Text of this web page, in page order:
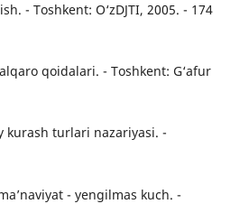
- Toshkent: O‘zDJTI, 2005. - 174
qoidalari. - Toshkent: G‘afur
kurash turlari nazariyasi. -
- yengilmas kuch. -